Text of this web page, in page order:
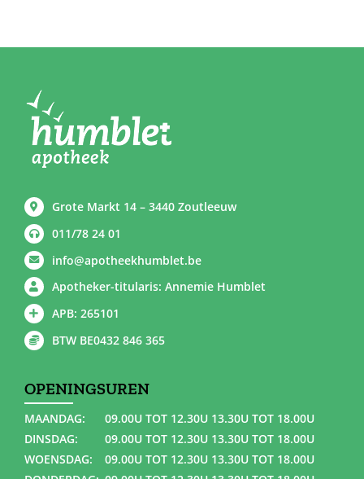
Grote Markt 14 – 3440 Zoutleeuw
011/78 24 01
info@apotheekhumblet.be
Apotheker-titularis: Annemie Humblet
APB: 265101
BTW BE0432 846 365
OPENINGSUREN
MAANDAG:
09.00U TOT 12.30U 13.30U TOT 18.00U
DINSDAG:
09.00U TOT 12.30U 13.30U TOT 18.00U
WOENSDAG:
09.00U TOT 12.30U 13.30U TOT 18.00U